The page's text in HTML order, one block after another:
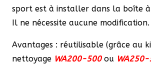
sport est à installer dans la boîte à
Il ne nécessite aucune modification.
Avantages : réutilisable (grâce au
nettoyage WA200-500ou